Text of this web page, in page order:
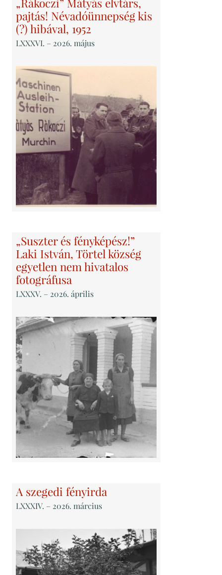
„Rákoczi” Mátyás elvtárs,
pajtás! Névadóünnepség kis
(?) hibával, 1952
LXXXVI. – 2026. május
„Suszter és fényképész!”
Laki István, Törtel község
egyetlen nem hivatalos
fotográfusa
LXXXV. – 2026. április
A szegedi fényirda
LXXXIV. – 2026. március